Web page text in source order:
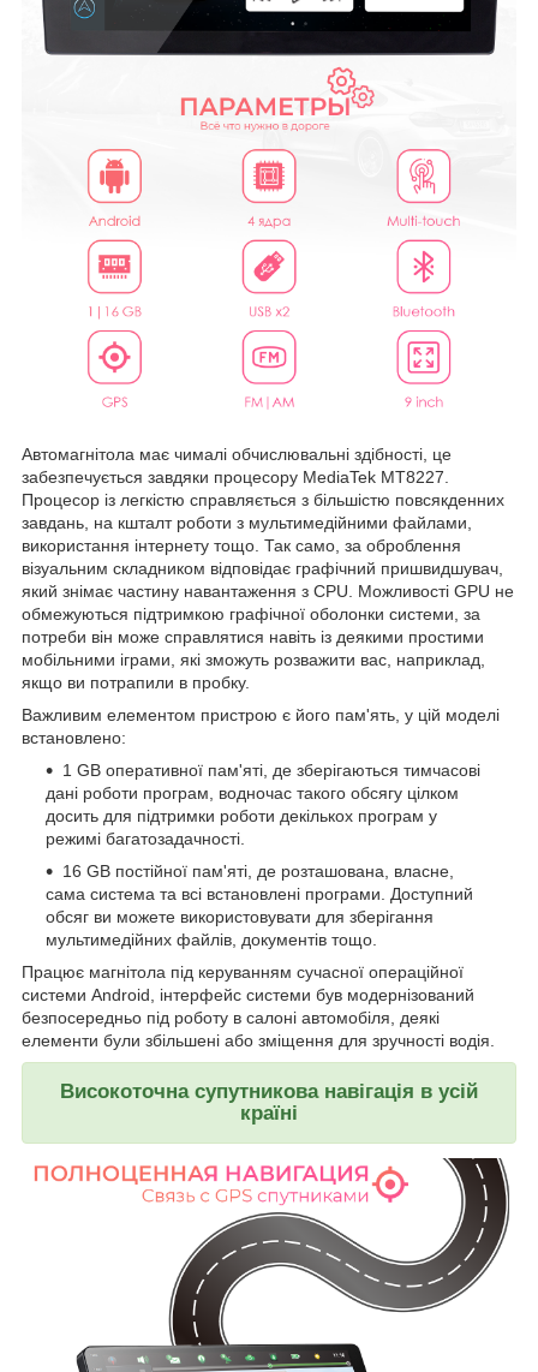
Автомагнітола має чималі обчислювальні здібності, це
забезпечується завдяки процесору MediaTek MT8227.
Процесор із легкістю справляється з більшістю повсякденних
завдань, на кшталт роботи з мультимедійними файлами,
використання інтернету тощо. Так само, за оброблення
візуальним складником відповідає графічний пришвидшувач,
який знімає частину навантаження з CPU. Можливості GPU не
обмежуються підтримкою графічної оболонки системи, за
потреби він може справлятися навіть із деякими простими
мобільними іграми, які зможуть розважити вас, наприклад,
якщо ви потрапили в пробку.
Важливим елементом пристрою є його пам'ять, у цій моделі
встановлено:
1 GB оперативної пам'яті, де зберігаються тимчасові
дані роботи програм, водночас такого обсягу цілком
досить для підтримки роботи декількох програм у
режимі багатозадачності.
16 GB постійної пам'яті, де розташована, власне,
сама система та всі встановлені програми. Доступний
обсяг ви можете використовувати для зберігання
мультимедійних файлів, документів тощо.
Працює магнітола під керуванням сучасної операційної
системи Android, інтерфейс системи був модернізований
безпосередньо під роботу в салоні автомобіля, деякі
елементи були збільшені або зміщення для зручності водія.
Високоточна супутникова навігація в усій
країні